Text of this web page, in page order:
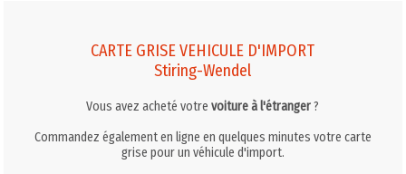
CARTE GRISE VEHICULE D'IMPORT
Stiring-Wendel
Vous avez acheté votrevoiture à l'étranger?
Commandez également en ligne en quelques minutes votre carte
grise pour un véhicule d'import.